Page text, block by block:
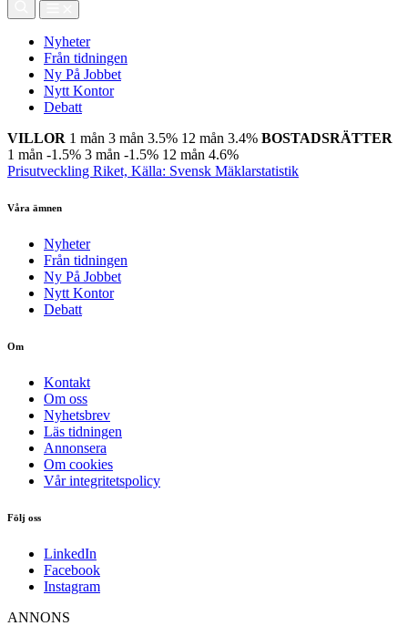
Nyheter
Från tidningen
Ny På Jobbet
Nytt Kontor
Debatt
VILLOR 1 mån 3 mån 3.5% 12 mån 3.4% BOSTADSRÄTTER
1 mån -1.5% 3 mån -1.5% 12 mån 4.6%
Prisutveckling Riket, Källa: Svensk Mäklarstatistik
Våra ämnen
Nyheter
Från tidningen
Ny På Jobbet
Nytt Kontor
Debatt
Om
Kontakt
Om oss
Nyhetsbrev
Läs tidningen
Annonsera
Om cookies
Vår integritetspolicy
Följ oss
LinkedIn
Facebook
Instagram
ANNONS